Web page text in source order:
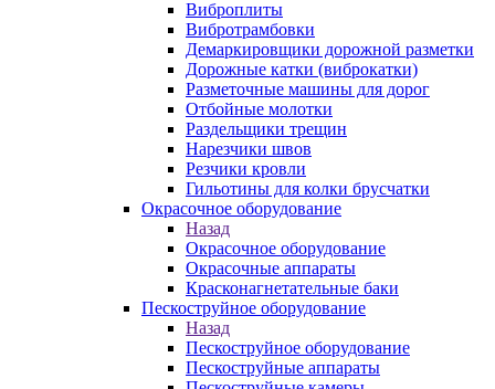
Виброплиты
Вибротрамбовки
Демаркировщики дорожной разметки
Дорожные катки (виброкатки)
Разметочные машины для дорог
Отбойные молотки
Раздельщики трещин
Нарезчики швов
Резчики кровли
Гильотины для колки брусчатки
Окрасочное оборудование
Назад
Окрасочное оборудование
Окрасочные аппараты
Красконагнетательные баки
Пескоструйное оборудование
Назад
Пескоструйное оборудование
Пескоструйные аппараты